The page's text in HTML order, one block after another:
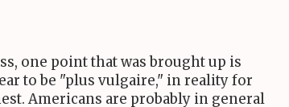
one point that was brought up is
to be "plus vulgaire," in reality for
Americans are probably in general